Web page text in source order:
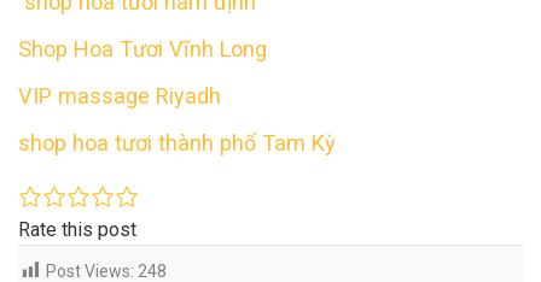
Shop Hoa Tươi Vĩnh Long
VIP massage Riyadh
shop hoa tươi thành phố Tam Kỳ
Rate this post
Post Views: 248